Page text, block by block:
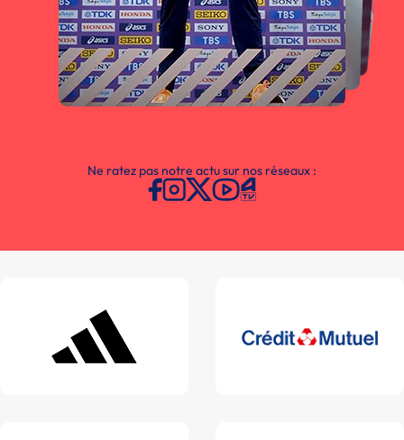
Ne ratez pas notre actu sur nos réseaux :